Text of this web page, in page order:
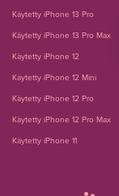
Käytetty iPhone 13 Pro
Käytetty iPhone 13 Pro Max
Käytetty iPhone 12
Käytetty iPhone 12 Mini
Käytetty iPhone 12 Pro
Käytetty iPhone 12 Pro Max
Käytetty iPhone 11